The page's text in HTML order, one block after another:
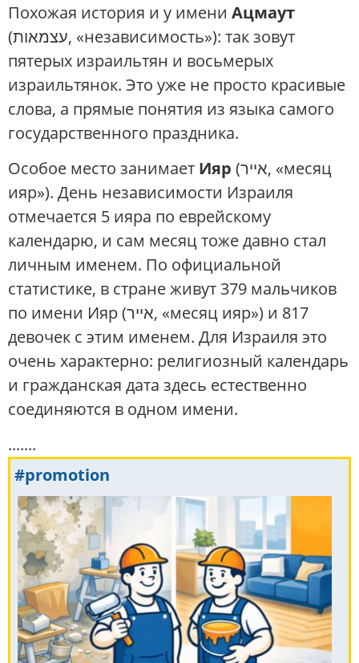
Похожая история и у имени Ацмаут
(עצמאות, «независимость»): так зовут
пятерых израильтян и восьмерых
израильтянок. Это уже не просто красивые
слова, а прямые понятия из языка самого
государственного праздника.
Особое место занимает Ияр (אייר, «месяц
ияр»). День независимости Израиля
отмечается 5 ияра по еврейскому
календарю, и сам месяц тоже давно стал
личным именем. По официальной
статистике, в стране живут 379 мальчиков
по имени Ияр (אייר, «месяц ияр») и 817
девочек с этим именем. Для Израиля это
очень характерно: религиозный календарь
и гражданская дата здесь естественно
соединяются в одном имени.
.......
#promotion